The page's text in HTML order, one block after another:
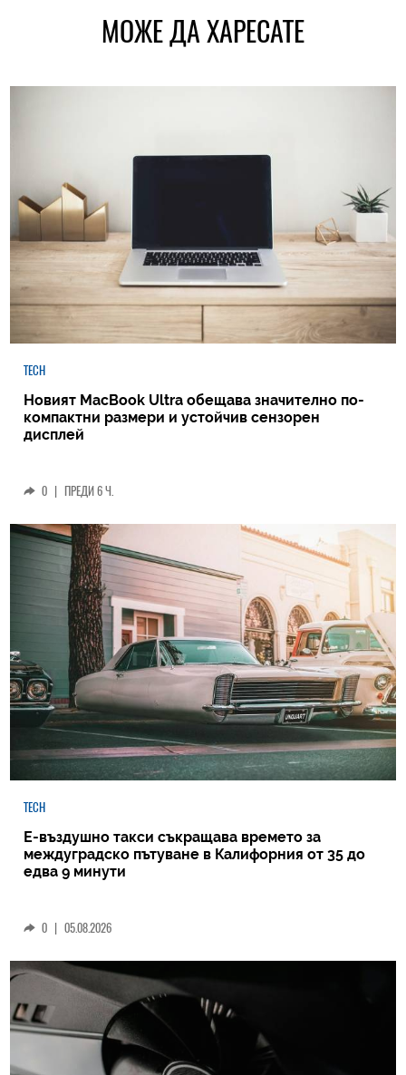
МОЖЕ ДА ХАРЕСАТЕ
TECH
Новият MacBook Ultra обещава значително по-
компактни размери и устойчив сензорен
дисплей
0 | ПРЕДИ 6 Ч.
TECH
Е-въздушно такси съкращава времето за
междуградско пътуване в Калифорния от 35 до
едва 9 минути
0 | 05.08.2026